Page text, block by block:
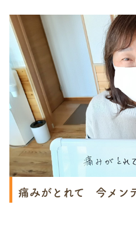
痛みがとれて 今メン